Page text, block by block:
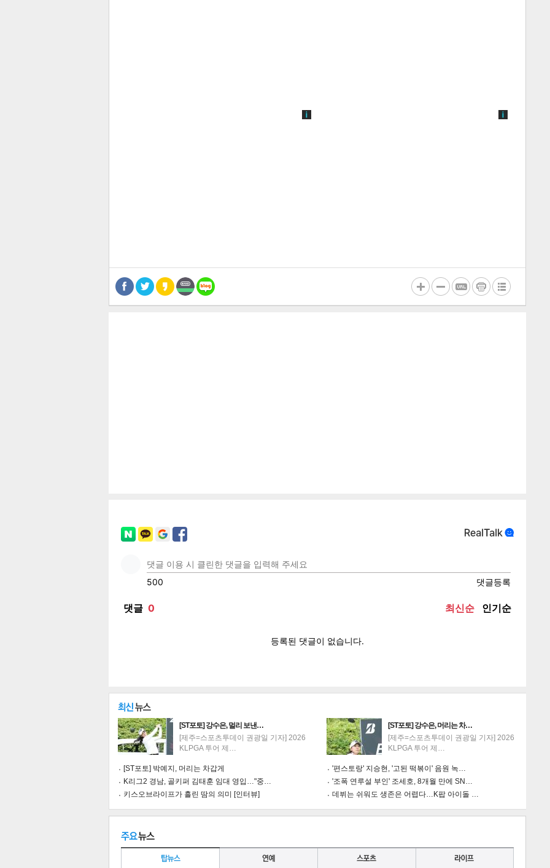
기
트위 카카 인쇄 목록
[ST포토] 강수은, 멀리 보낸…
[제주=스포츠투데이 권광일 기자] 2026
KLPGA 투어 제…
[ST포토] 박예지, 머리는 차갑게
K리그2 경남, 골키퍼 김태훈 임대 영입…"중…
키스오브라이프가 흘린 땀의 의미 [인터뷰]
[ST포토] 강수은, 머리는 차…
[제주=스포츠투데이 권광일 기자] 2026
KLPGA 투어 제…
'편스토랑' 지승현, '고된 떡볶이' 음원 녹…
'조폭 연루설 부인' 조세호, 8개월 만에 SN…
데뷔는 쉬워도 생존은 어렵다…K팝 아이돌 …